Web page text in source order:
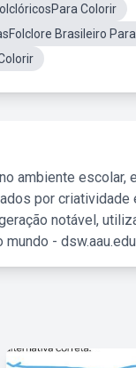
Colorir
Brasileiro
ambiente escolar,
por criatividade
notável,
-